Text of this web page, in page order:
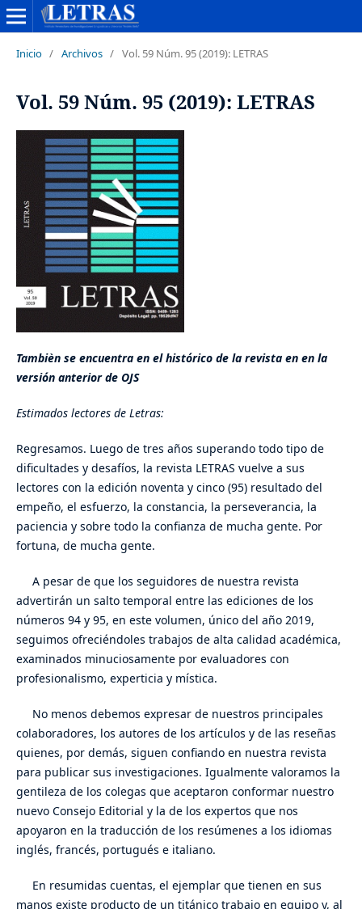
Inicio / Archivos / Vol. 59 Núm. 95 (2019): LETRAS
Vol. 59 Núm. 95 (2019): LETRAS
Tambièn se encuentra en el histórico de la revista en en la
versión anterior de OJS
Estimados lectores de Letras:
Regresamos. Luego de tres años superando todo tipo de
dificultades y desafíos, la revista LETRAS vuelve a sus
lectores con la edición noventa y cinco (95) resultado del
empeño, el esfuerzo, la constancia, la perseverancia, la
paciencia y sobre todo la confianza de mucha gente. Por
fortuna, de mucha gente.
A pesar de que los seguidores de nuestra revista
advertirán un salto temporal entre las ediciones de los
números 94 y 95, en este volumen, único del año 2019,
seguimos ofreciéndoles trabajos de alta calidad académica,
examinados minuciosamente por evaluadores con
profesionalismo, experticia y mística.
No menos debemos expresar de nuestros principales
colaboradores, los autores de los artículos y de las reseñas
quienes, por demás, siguen confiando en nuestra revista
para publicar sus investigaciones. Igualmente valoramos la
gentileza de los colegas que aceptaron conformar nuestro
nuevo Consejo Editorial y la de los expertos que nos
apoyaron en la traducción de los resúmenes a los idiomas
inglés, francés, portugués e italiano.
En resumidas cuentas, el ejemplar que tienen en sus
manos existe producto de un titánico trabajo en equipo y, al